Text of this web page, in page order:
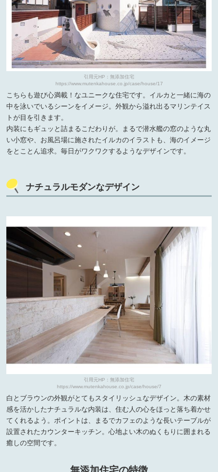
引用元HP：無添加住宅
https://www.mutenkahouse.co.jp/case/house/17
こちらも遊び心満載！なユニークな住宅です。イルカと一緒に海の
中を泳いでいるシーンをイメージ。外観から溢れ出るマリンテイス
トが目を引きます。
内装にもギュッと詰まるこだわりが。まるで潜水艦の窓のような丸
い小窓や、お風呂場に施されたイルカのイラストも、海のイメージ
をとことん追求。毎日がワクワクするようなデザインです。
ナチュラルモダンなデザイン
引用元HP：無添加住宅
https://www.mutenkahouse.co.jp/case/house/7
白とブラウンの外観がとてもスタイリッシュなデザイン。木の素材
感を活かしたナチュラルな内装は、住む人の心をほっと落ち着かせ
てくれるよう。ポイントは、まるでカフェのような長いテーブルが
設置されたカウンターキッチン。心地よい木のぬくもりに囲まれる
癒しの空間です。